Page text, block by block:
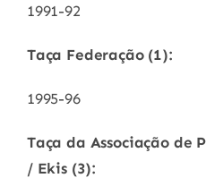
1991-92
Taça Federação (1):
1995-96
Taça da Associação de
/ Ekis (3):